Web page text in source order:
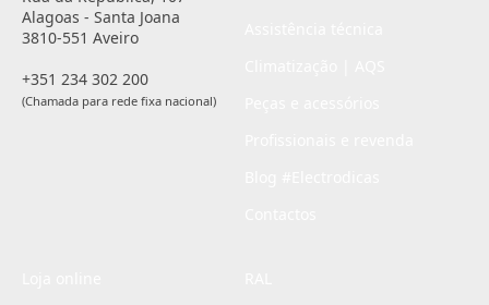
Alagoas - Santa Joana
3810-551 Aveiro
+351 234 302 200
(Chamada para rede fixa nacional)